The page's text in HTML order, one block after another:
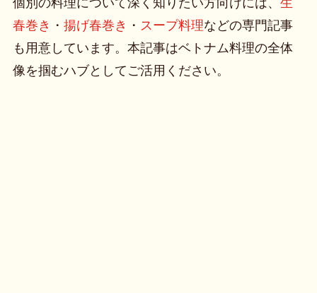
個別の料理について深く知りたい方向けには、 生
春巻き ・ 揚げ春巻き ・ スープ料理などの専門記事
も用意しています。本記事はベトナム料理の全体
像を掴むハブとしてご活用ください。